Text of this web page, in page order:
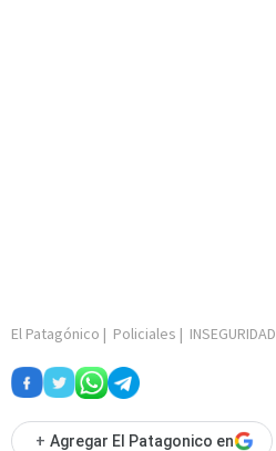
El Patagónico | Policiales | INSEGURIDAD
+ Agregar El Patagonico en